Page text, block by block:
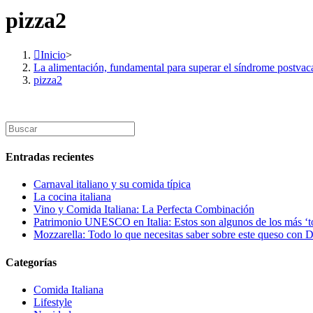
pizza2
Inicio>
La alimentación, fundamental para superar el síndrome
pizza2
Buscar
en
esta
web
Entradas recientes
Carnaval italiano y su comida típica
La cocina italiana
Vino y Comida Italiana: La Perfecta Combinación
Patrimonio UNESCO en Italia: Estos son algunos de los más
Mozzarella: Todo lo que necesitas saber sobre este queso con
Categorías
Comida Italiana
Lifestyle